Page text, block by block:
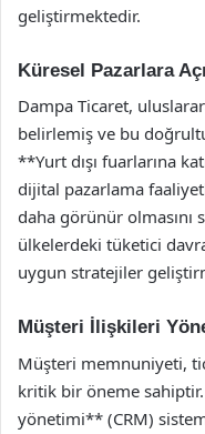
geliştirmektedir.
Küresel Pazarlara
Dampa Ticaret,
belirlemiş ve bu
**Yurt dışı fuarlarına
dijital pazarlama
daha görünür olmasını
ülkelerdeki tüketici
uygun stratejiler
Müşteri İlişkileri
Müşteri memnuniyeti,
kritik bir öneme
yönetimi** (CRM)